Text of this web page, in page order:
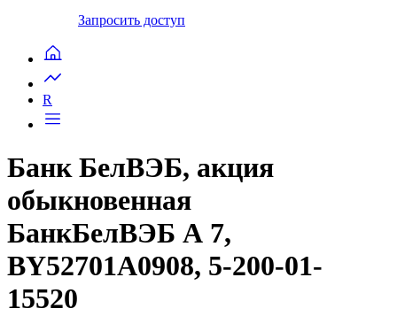
Запросить доступ
R
Банк БелВЭБ, акция
обыкновенная
БанкБелВЭБ А 7,
BY52701A0908, 5-200-01-
15520